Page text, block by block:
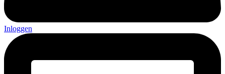
Inloggen